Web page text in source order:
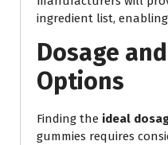
ingredient list,
Dosage
Options
Finding the ideal
gummies requires